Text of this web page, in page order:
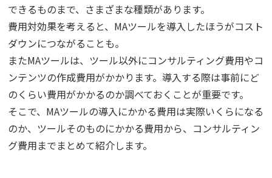
できるものまで、さまざまな種類があります。
費用対効果を考えると、MAツールを導入したほうがコスト
ダウンにつながることも。
またMAツールは、ツール以外にコンサルティング費用やコ
ンテンツの作成費用がかかります。導入する際は事前にど
のくらい費用がかかるのか調べておくことが重要です。
そこで、MAツールの導入にかかる費用は実際いくらになる
のか、ツールそのものにかかる費用から、コンサルティン
グ費用までまとめて紹介します。